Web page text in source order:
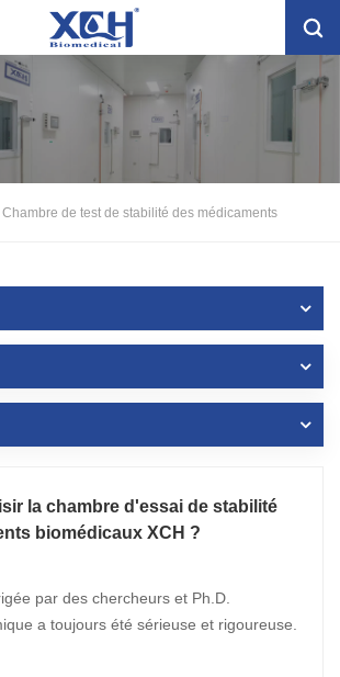
Chambre de test de stabilité des médicaments
la chambre d'essai de stabilité
biomédicaux XCH ?
par des chercheurs et Ph.D.
a toujours été sérieuse et rigoureuse.